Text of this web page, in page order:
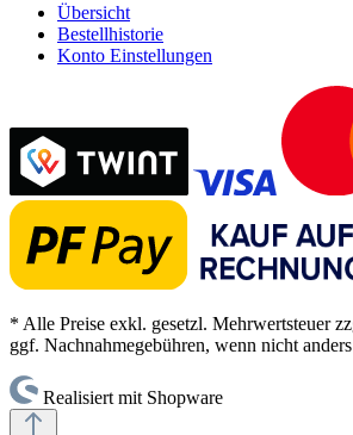
Übersicht
Bestellhistorie
Konto Einstellungen
* Alle Preise exkl. gesetzl. Mehrwertsteuer
ggf. Nachnahmegebühren, wenn nicht
Realisiert mit Shopware